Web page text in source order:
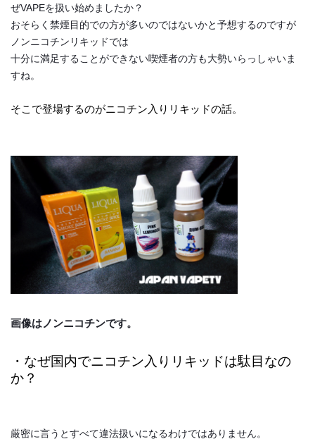
ぜVAPEを扱い始めましたか？
おそらく禁煙目的での方が多いのではないかと予想するのですが
ノンニコチンリキッドでは
十分に満足することができない喫煙者の方も大勢いらっしゃいま
すね。
そこで登場するのがニコチン入りリキッドの話。
画像はノンニコチンです。
・なぜ国内でニコチン入りリキッドは駄目なの
か？
厳密に言うとすべて違法扱いになるわけではありません。